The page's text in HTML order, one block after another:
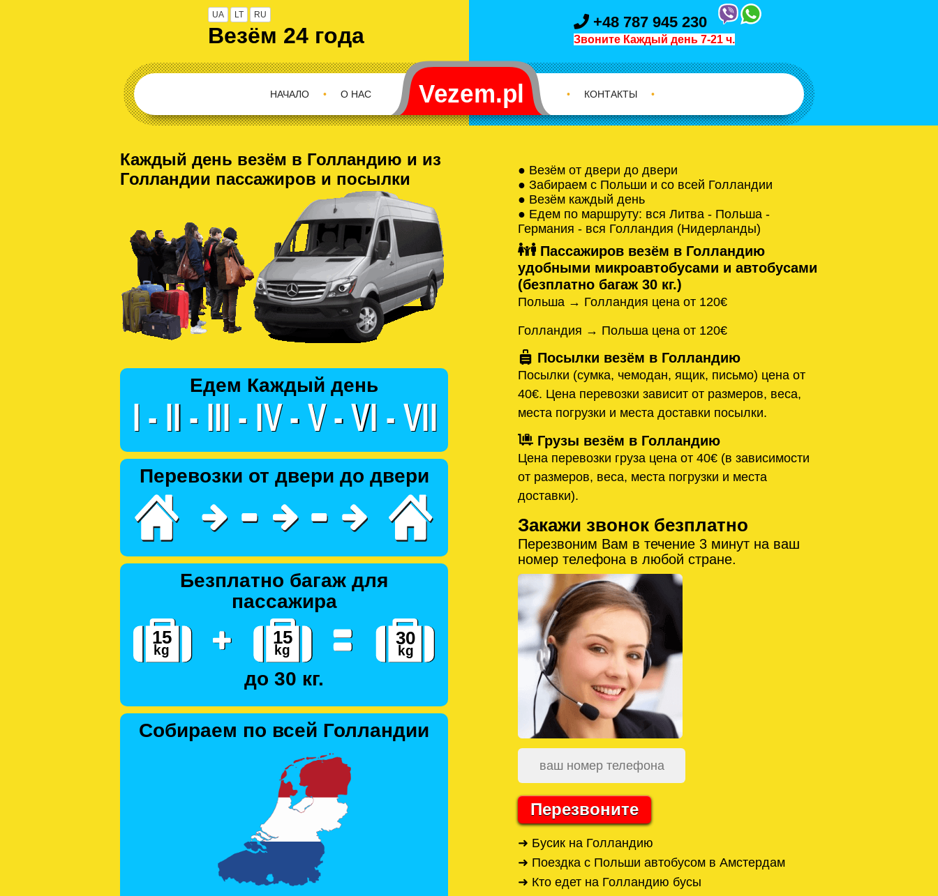
UA LT RU
Везём 24 года
+48 787 945 230
Звоните Каждый день 7-21 ч.
О НАС
•
НАЧАЛО • КОНТАКТЫ •
Каждый день везём в Голландию и из
Голландии пассажиров и посылки
Едем Каждый день
Перевозки от двери до двери
Безплатно багаж для
пассажира
до 30 кг.
Собираем по всей Голландии
● Везём от двери до двери
● Забираем с Польши и со всей Голландии
● Везём каждый день
● Едем по маршруту: вся Литва - Польша -
Германия - вся Голландия (Нидерланды)
Пассажиров везём в Голландию
удобными микроавтобусами и автобусами
(безплатно багаж 30 кг.)
Польша → Голландия цена от 120€
Голландия → Польша цена от 120€
Посылки везём в Голландию
Посылки (сумка, чемодан, ящик, письмо) цена от
40€. Цена перевозки зависит от размеров, веса,
места погрузки и места доставки посылки.
Грузы везём в Голландию
Цена перевозки груза цена от 40€ (в зависимости
от размеров, веса, места погрузки и места
доставки).
Закажи звонок безплатно
Перезвоним Вам в течение 3 минут на ваш
номер телефона в любой стране.
Перезвоните
➜ Бусик на Голландию
➜ Поездка с Польши автобусом в Амстердам
➜ Кто едет на Голландию бусы